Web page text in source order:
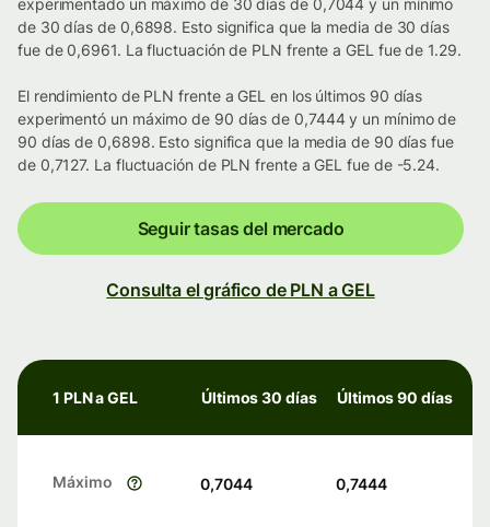
experimentado un máximo de 30 días de 0,7044 y un mínimo
de 30 días de 0,6898. Esto significa que la media de 30 días
fue de 0,6961. La fluctuación de PLN frente a GEL fue de 1.29.
El rendimiento de PLN frente a GEL en los últimos 90 días
experimentó un máximo de 90 días de 0,7444 y un mínimo de
90 días de 0,6898. Esto significa que la media de 90 días fue
de 0,7127. La fluctuación de PLN frente a GEL fue de -5.24.
Seguir tasas del mercado
Consulta el gráfico de PLN a GEL
1 PLN a GEL Últimos 30 días Últimos 90 días
Máximo 0,7044 0,7444